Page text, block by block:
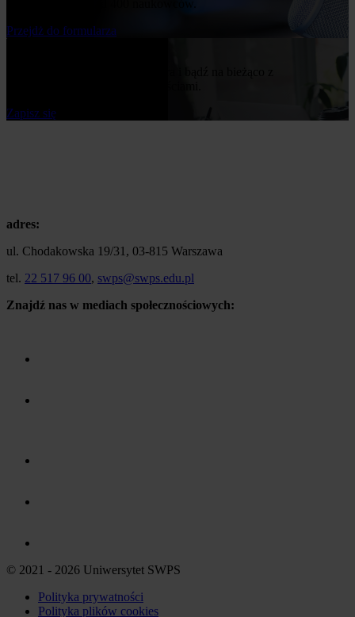
Przejdż do formularza
Zapisz się
adres:
ul. Chodakowska 19/31, 03-815 Warszawa
tel. 22 517 96 00, swps@swps.edu.pl
Znajdź nas w mediach społecznościowych:
© 2021 - 2026 Uniwersytet SWPS
Polityka prywatności
Polityka plików cookies